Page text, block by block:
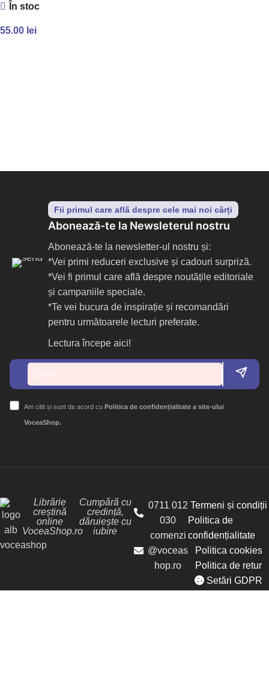
În stoc
55.00 lei
Fii primul care află despre cele mai noi cărți
Abonează-te la Newsleterul nostru
Abonează-te la newsletter-ul nostru și:
*Vei primi reduceri exclusive și cadouri surpriză.
*Vei fi primul care află despre noutățile editoriale
și campaniile speciale.
*Te vei bucura de inspirație și recomandări
pentru următoarele lecturi preferate.
Lectura începe aici!
Am citit și sunt de acord cu Politica de confidențialitate a site-ului
VoceaShop.
Librărie
creștină
online
VoceaShop.ro
Cumpără cu
credință,
dăruiește cu
iubire
0711 012
030
comenzi
@voceas
hop.ro
Termeni și condiții
Politica de
confidențialitate
Politica cookies
Politica de retur
Setări GDPR